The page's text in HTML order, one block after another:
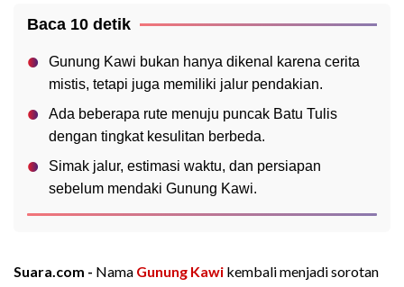
Baca 10 detik
Gunung Kawi bukan hanya dikenal karena cerita
mistis, tetapi juga memiliki jalur pendakian.
Ada beberapa rute menuju puncak Batu Tulis
dengan tingkat kesulitan berbeda.
Simak jalur, estimasi waktu, dan persiapan
sebelum mendaki Gunung Kawi.
Suara.com - Nama Gunung Kawi kembali menjadi sorotan